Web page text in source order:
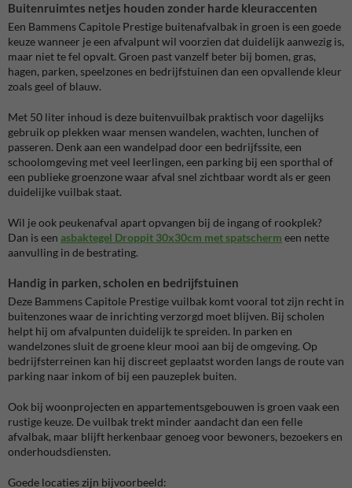
Buitenruimtes netjes houden zonder harde kleuraccenten
Een Bammens Capitole Prestige buitenafvalbak in groen is een goede
keuze wanneer je een afvalpunt wil voorzien dat duidelijk aanwezig is,
maar niet te fel opvalt. Groen past vanzelf beter bij bomen, gras,
hagen, parken, speelzones en bedrijfstuinen dan een opvallende kleur
zoals geel of blauw.
Met 50 liter inhoud is deze buitenvuilbak praktisch voor dagelijks
gebruik op plekken waar mensen wandelen, wachten, lunchen of
passeren. Denk aan een wandelpad door een bedrijfssite, een
schoolomgeving met veel leerlingen, een parking bij een sporthal of
een publieke groenzone waar afval snel zichtbaar wordt als er geen
duidelijke vuilbak staat.
Wil je ook peukenafval apart opvangen bij de ingang of rookplek?
Dan is een asbaktegel Droppit 30x30cm met spatscherm een nette
aanvulling in de bestrating.
Handig in parken, scholen en bedrijfstuinen
Deze Bammens Capitole Prestige vuilbak komt vooral tot zijn recht in
buitenzones waar de inrichting verzorgd moet blijven. Bij scholen
helpt hij om afvalpunten duidelijk te spreiden. In parken en
wandelzones sluit de groene kleur mooi aan bij de omgeving. Op
bedrijfsterreinen kan hij discreet geplaatst worden langs de route van
parking naar inkom of bij een pauzeplek buiten.
Ook bij woonprojecten en appartementsgebouwen is groen vaak een
rustige keuze. De vuilbak trekt minder aandacht dan een felle
afvalbak, maar blijft herkenbaar genoeg voor bewoners, bezoekers en
onderhoudsdiensten.
Goede locaties zijn bijvoorbeeld: